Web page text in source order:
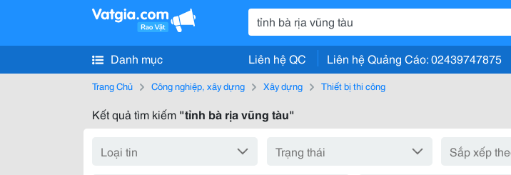
Danh mục Liên hệ QC Liên hệ Quảng Cáo: 02439747875
Trang Chủ Công nghiệp, xây dựng Xây dựng Thiết bị thi công
Kết quả tìm kiếm "tỉnh bà rịa vũng tàu"